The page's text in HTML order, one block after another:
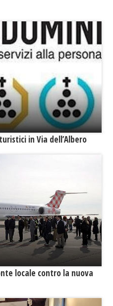
in Via dell’Albero
locale contro la nuova